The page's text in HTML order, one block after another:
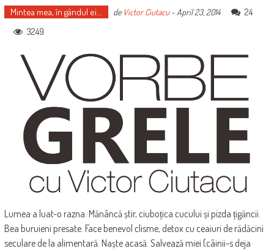
Mintea mea, în gândul ei... de Victor Ciutacu-April 23, 2014
24
3249
Lumea a luat-o razna. Mănâncă știr, ciuboțica cucului și pizda țigăncii.
Bea buruieni presate. Face benevol clisme, detox cu ceaiuri de rădăcini
seculare de la alimentară. Naște acasă. Salvează miei (câinii-s deja